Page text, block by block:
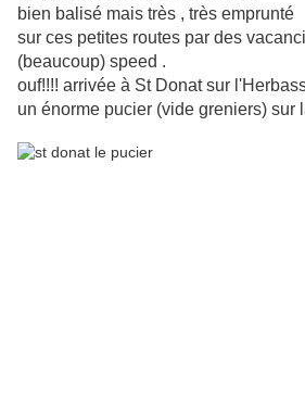
bien balisé mais très , très emprunté
sur ces petites routes par des
(beaucoup) speed .
ouf!!!! arrivée à St Donat sur
un énorme pucier (vide greniers) sur